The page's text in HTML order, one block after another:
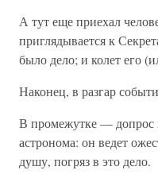
А тут еще приехал
приглядывается к
было дело; и колет его
Наконец, в разгар
В промежутке — допрос
астронома: он ведет
душу, погряз в это дело.